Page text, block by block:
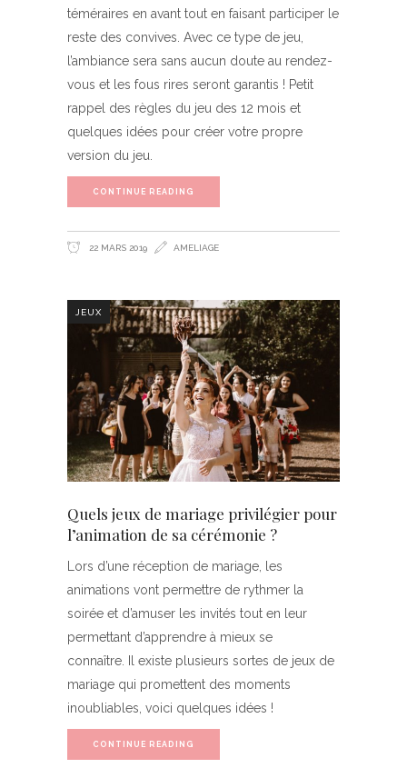
téméraires en avant tout en faisant participer le
reste des convives. Avec ce type de jeu,
l’ambiance sera sans aucun doute au rendez-
vous et les fous rires seront garantis ! Petit
rappel des règles du jeu des 12 mois et
quelques idées pour créer votre propre
version du jeu.
CONTINUE READING
22 MARS 2019 AMELIAGE
JEUX
Quels jeux de mariage privilégier pour
l’animation de sa cérémonie ?
Lors d’une réception de mariage, les
animations vont permettre de rythmer la
soirée et d’amuser les invités tout en leur
permettant d’apprendre à mieux se
connaître. Il existe plusieurs sortes de jeux de
mariage qui promettent des moments
inoubliables, voici quelques idées !
CONTINUE READING